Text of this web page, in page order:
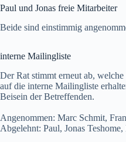
Paul und Jonas freie Mitarbeiter
Beide sind einstimmig
interne Mailingliste
Der Rat stimmt erneut ab,
auf die interne Mailingliste
Beisein der Betreffenden.
Angenommen: Marc Schmit,
Abgelehnt: Paul, Jonas